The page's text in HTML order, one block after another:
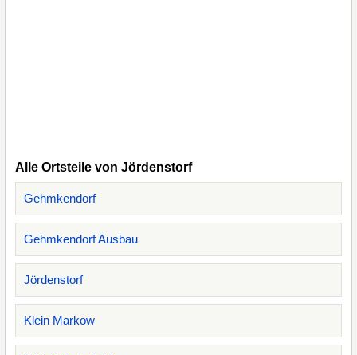
Alle Ortsteile von Jördenstorf
Gehmkendorf
Gehmkendorf Ausbau
Jördenstorf
Klein Markow